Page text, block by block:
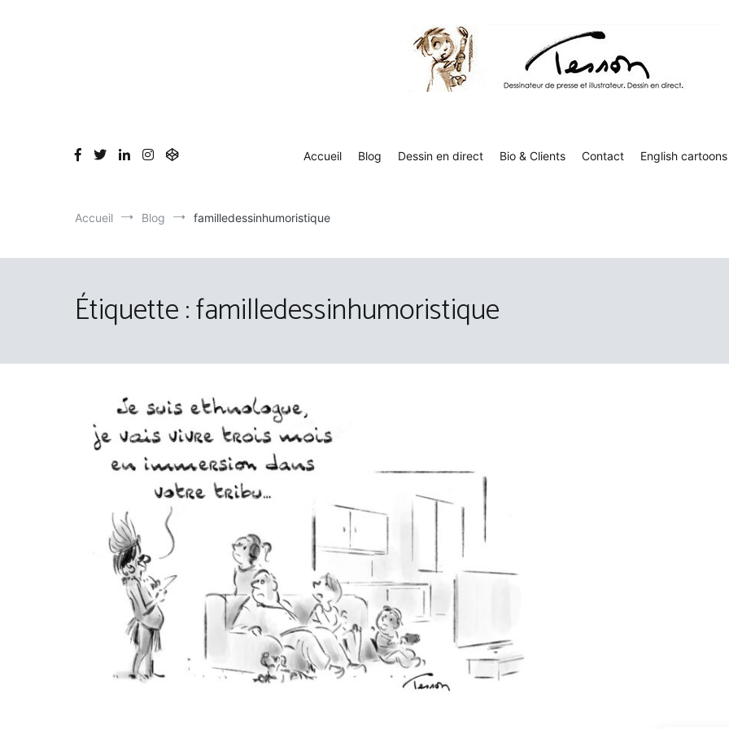
Accueil Blog Dessin en direct Bio & Clients Contact English cartoons
Accueil Blog familledessinhumoristique
Étiquette :familledessinhumoristique